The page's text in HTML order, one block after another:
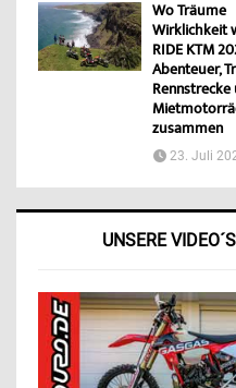
Wo Träume
Wirklichkeit
RIDE KTM
Abenteuer,
Rennstrecke
zusammen
23. Juli
UNSERE VIDEO´S